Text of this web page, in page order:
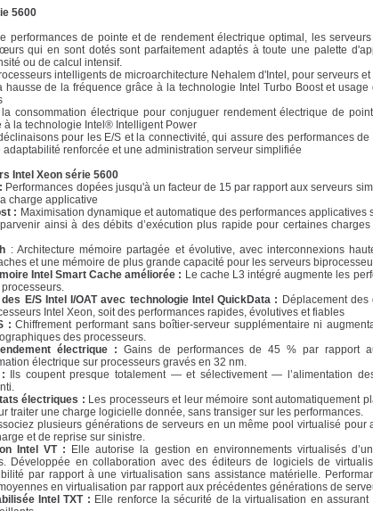
5600
performances de pointe et de rendement électrique optimal, les
qui en sont dotés sont parfaitement adaptés à toute une palette
ou de calcul intensif.
intelligents de microarchitecture Nehalem d'Intel, pour serveurs et
hausse de la fréquence grâce à la technologie Intel Turbo Boost et
consommation électrique pour conjuguer rendement électrique de
à la technologie Intel® Intelligent Power
pour les E/S et la connectivité, qui assure des performances
renforcée et une administration serveur simplifiée
Intel Xeon série 5600
Performances dopées jusqu'à un facteur de 15 par rapport aux serveurs
charge applicative
: Maximisation dynamique et automatique des performances
ainsi à des débits d’exécution plus rapide pour certaines
: Architecture mémoire partagée et évolutive, avec interconnexions
et une mémoire de plus grande capacité pour les serveurs
Intel Smart Cache améliorée : Le cache L3 intégré augmente les
E/S Intel I/OAT avec technologie Intel QuickData : Déplacement
Intel Xeon, soit des performances rapides, évolutives et fiables
:Chiffrement performant sans boîtier-serveur supplémentaire ni
des processeurs.
électrique : Gains de performances de 45 % par rapport
électrique sur processeurs gravés en 32 nm.
Ils coupent presque totalement — et sélectivement — l’alimentation
électriques : Les processeurs et leur mémoire sont automatiquement
traiter une charge logicielle donnée, sans transiger sur les performances.
plusieurs générations de serveurs en un même pool virtualisé pour
et de reprise sur sinistre.
Intel VT : Elle autorise la gestion en environnements virtualisés
Développée en collaboration avec des éditeurs de logiciels de
par rapport à une virtualisation sans assistance matérielle.
en virtualisation par rapport aux précédentes générations de
Intel TXT : Elle renforce la sécurité de la virtualisation en